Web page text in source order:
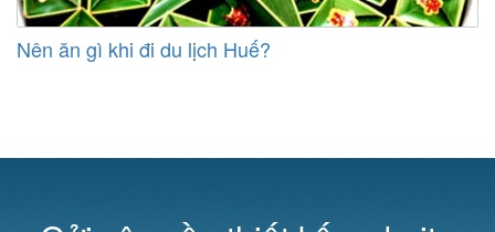
Nên ăn gì khi đi du lịch Huế?